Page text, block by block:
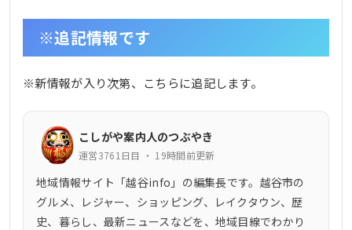
※追記情報です
※新情報が入り次第、こちらに追記します。
こしがや案内人のつぶやき
運営3761日目 ・ 19時間前更新
地域情報サイト「越谷info」の編集長です。越谷市の
グルメ、レジャー、ショッピング、レイクタウン、歴
史、暮らし、最新ニュースなどを、地域目線でわかり